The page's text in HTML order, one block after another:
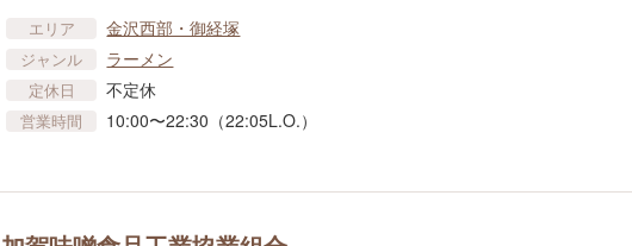
エリア 金沢西部・御経塚
ジャンル ラーメン
定休日 不定休
営業時間 10:00〜22:30（22:05L.O.）